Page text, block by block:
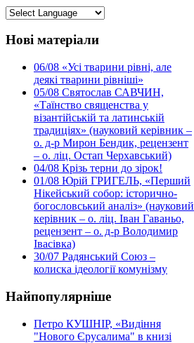
Нові матеріали
06/08 «Усі тварини рівні, але
деякі тварини рівніші»
05/08 Святослав САВЧИН,
«Таїнство священства у
візантійській та латинській
традиціях» (науковий керівник –
о. д-р Мирон Бендик, рецензент
– о. ліц. Остап Черхавський)
04/08 Крізь терни до зірок!
01/08 Юрій ГРИГЕЛЬ, «Перший
Нікейський собор: історично-
богословський аналіз» (науковий
керівник – о. ліц. Іван Гаваньо,
рецензент – о. д-р Володимир
Івасівка)
30/07 Радянський Союз –
колиска ідеології комунізму
Найпопулярніше
Петро КУШНІР, «Видіння
"Нового Єрусалима" в книзі